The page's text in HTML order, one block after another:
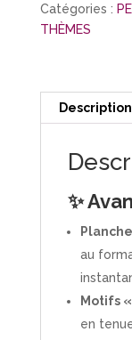
Minions
Catégories :
THÈMES
Description
✨
au
Motifs
en